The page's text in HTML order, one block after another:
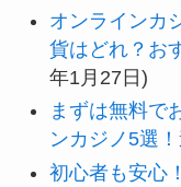
オンラインカ
貨はどれ？お
年1月27日)
まずは無料で
ンカジノ5選
初心者も安心